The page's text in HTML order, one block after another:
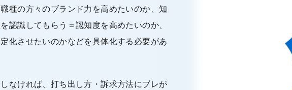
種の方々のブランド力を高めたいのか、知
認識してもらう＝認知度を高めたいのか、
化させたいのかなどを具体化する必要があ
なければ、打ち出し方・訴求方法にブレが